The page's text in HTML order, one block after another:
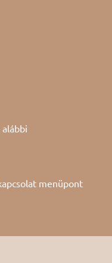
menüpont